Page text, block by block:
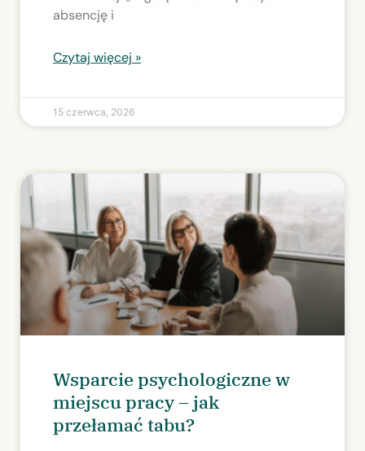
absencję i
Czytaj więcej »
15 czerwca, 2026
Wsparcie psychologiczne w
miejscu pracy – jak
przełamać tabu?